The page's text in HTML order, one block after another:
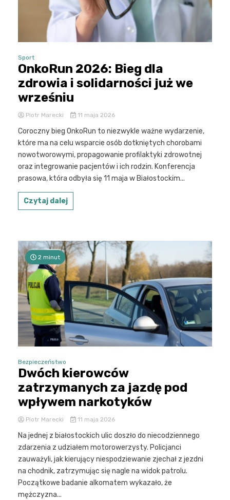
Sport
OnkoRun 2026: Bieg dla
zdrowia i solidarności już we
wrześniu
Piotr Marecki 11 maja 2026
Coroczny bieg OnkoRun to niezwykle ważne wydarzenie,
które ma na celu wsparcie osób dotkniętych chorobami
nowotworowymi, propagowanie profilaktyki zdrowotnej
oraz integrowanie pacjentów i ich rodzin. Konferencja
prasowa, która odbyła się 11 maja w Białostockim...
Czytaj dalej
2 minut
Bezpieczeństwo
Dwóch kierowców
zatrzymanych za jazdę pod
wpływem narkotyków
Piotr Marecki 11 maja 2026
Na jednej z białostockich ulic doszło do niecodziennego
zdarzenia z udziałem motorowerzysty. Policjanci
zauważyli, jak kierujący niespodziewanie zjechał z jezdni
na chodnik, zatrzymując się nagle na widok patrolu.
Początkowe badanie alkomatem wykazało, że
mężczyzna...